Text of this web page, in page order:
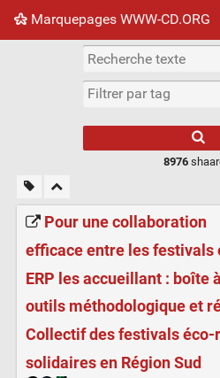
Marquepages WWW-CD.ORG
Nuage de tags Mur d'images
8976
Pour une collaboration
efficace entre les festivals
ERP les accueillant : boîte à
outils méthodologique et
Collectif des festivals éco-
solidaires en Région Sud